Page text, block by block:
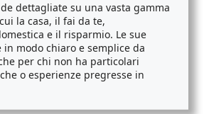
dettagliate su una vasta gamma
la casa, il fai da te,
e il risparmio. Le sue
modo chiaro e semplice da
per chi non ha particolari
o esperienze pregresse in